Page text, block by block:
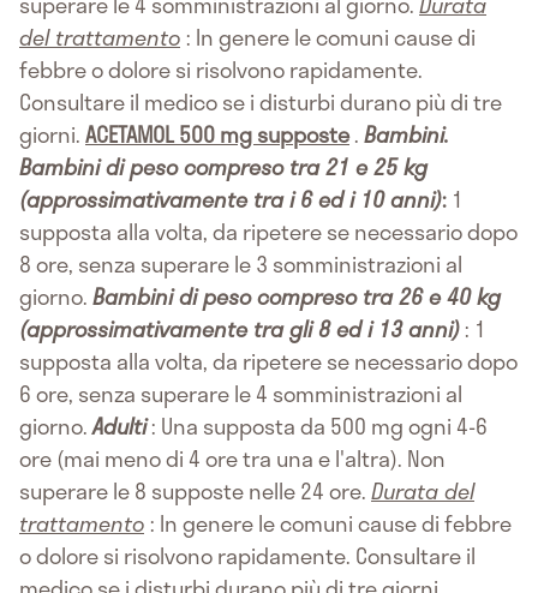
del trattamento : In genere le comuni cause di
febbre o dolore si risolvono rapidamente.
Consultare il medico se i disturbi durano più di tre
giorni.ACETAMOL 500 mg supposte.Bambini.
Bambini di peso compreso tra 21 e 25 kg
(approssimativamente tra i 6 ed i 10 anni): 1
supposta alla volta, da ripetere se necessario dopo
8 ore, senza superare le 3 somministrazioni al
giorno.Bambini di peso compreso tra 26 e 40 kg
(approssimativamente tra gli 8 ed i 13 anni): 1
supposta alla volta, da ripetere se necessario dopo
6 ore, senza superare le 4 somministrazioni al
giorno.Adulti: Una supposta da 500 mg ogni 4-6
ore (mai meno di 4 ore tra una e l'altra). Non
superare le 8 supposte nelle 24 ore.Durata del
trattamento : In genere le comuni cause di febbre
o dolore si risolvono rapidamente. Consultare il